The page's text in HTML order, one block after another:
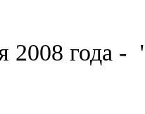
2008 года